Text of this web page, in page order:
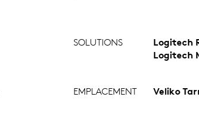
SOLUTIONS
Logitech
Logitech
EMPLACEMENT Veliko